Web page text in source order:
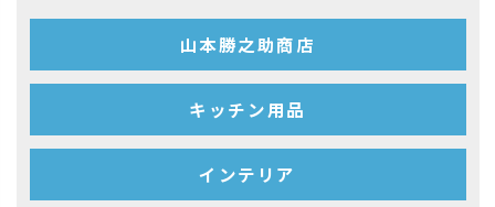
山本勝之助商店
キッチン用品
インテリア